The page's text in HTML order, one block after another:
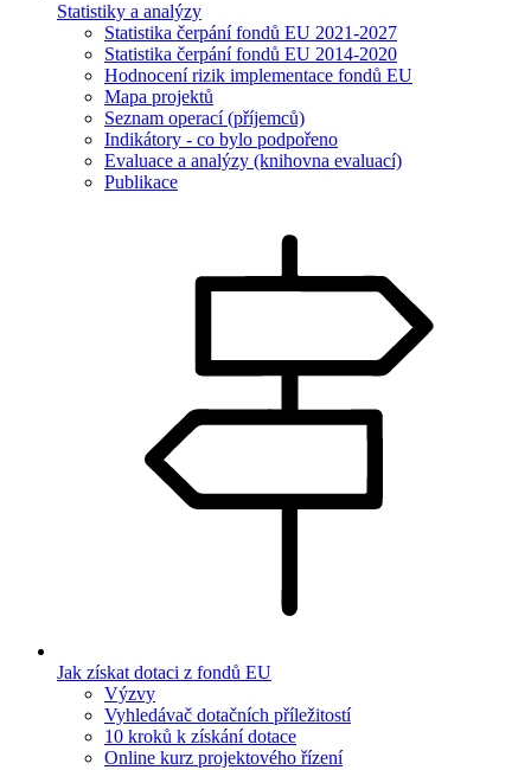
Statistiky a analýzy
Statistika čerpání fondů EU 2021-2027
Statistika čerpání fondů EU 2014-2020
Hodnocení rizik implementace fondů EU
Mapa projektů
Seznam operací (příjemců)
Indikátory - co bylo podpořeno
Evaluace a analýzy (knihovna evaluací)
Publikace
Jak získat dotaci z fondů EU
Výzvy
Vyhledávač dotačních příležitostí
10 kroků k získání dotace
Online kurz projektového řízení